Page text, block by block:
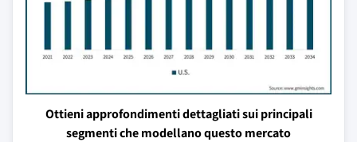
Ottieni approfondimenti dettagliati sui principali
segmenti che modellano questo mercato